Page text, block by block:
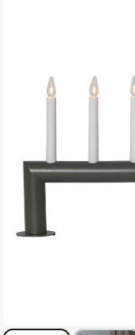
afbeeldingen-